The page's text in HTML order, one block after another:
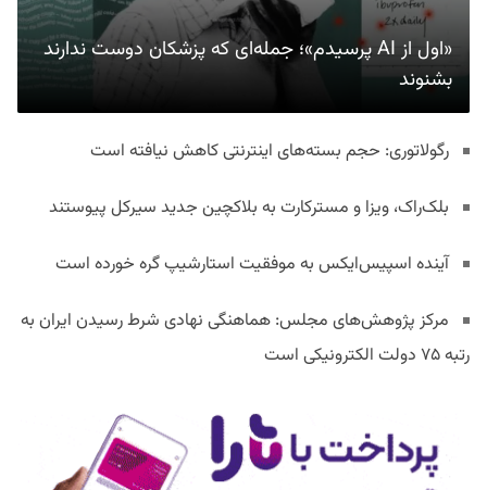
«اول از AI پرسیدم»؛ جمله‌ای که پزشکان دوست ندارند
بشنوند
رگولاتوری: حجم بسته‌های اینترنتی کاهش نیافته است
بلک‌راک، ویزا و مسترکارت به بلاکچین جدید سیرکل پیوستند
آینده اسپیس‌ایکس به موفقیت استارشیپ گره خورده است
مرکز پژوهش‌های مجلس: هماهنگی نهادی شرط رسیدن ایران به
رتبه ۷۵ دولت الکترونیکی است